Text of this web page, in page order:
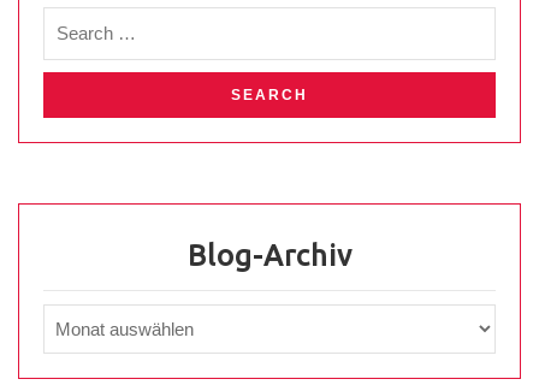
Blog-Archiv